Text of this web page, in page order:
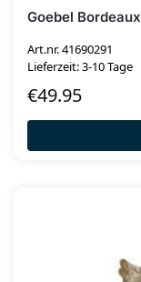
Goebel
Art.nr. 41690291
Lieferzeit: 3-10 Tage
€49.95